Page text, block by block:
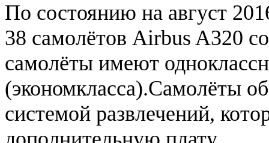
По состоянию на август
38 самолётов Airbus A320
самолёты имеют
(экономкласса).Самолёты
системой развлечений,